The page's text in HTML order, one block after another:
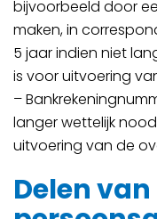
bijvoorbeeld door
maken, in
5 jaar indien niet
is voor uitvoering
–
langer wettelijk
uitvoering van de
Delen van